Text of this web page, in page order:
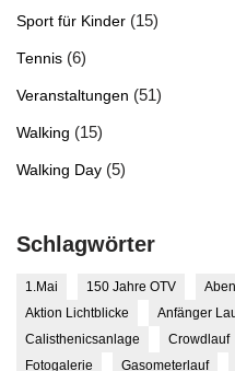
Sport für Kinder (15)
Tennis (6)
Veranstaltungen (51)
Walking (15)
Walking Day (5)
Schlagwörter
1.Mai 150 Jahre OTV
Aktion Lichtblicke
Anfänger
Calisthenicsanlage
Crowdlauf
Fotogalerie
Gasometerlauf